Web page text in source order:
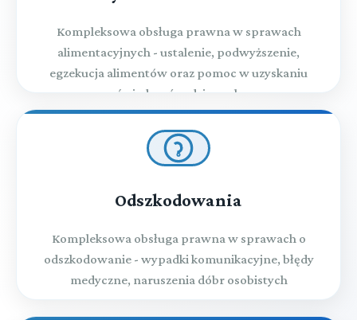
Kompleksowa obsługa prawna w sprawach
alimentacyjnych - ustalenie, podwyższenie,
egzekucja alimentów oraz pomoc w uzyskaniu
świadczeń rodzinnych
Odszkodowania
Kompleksowa obsługa prawna w sprawach o
odszkodowanie - wypadki komunikacyjne, błędy
medyczne, naruszenia dóbr osobistych